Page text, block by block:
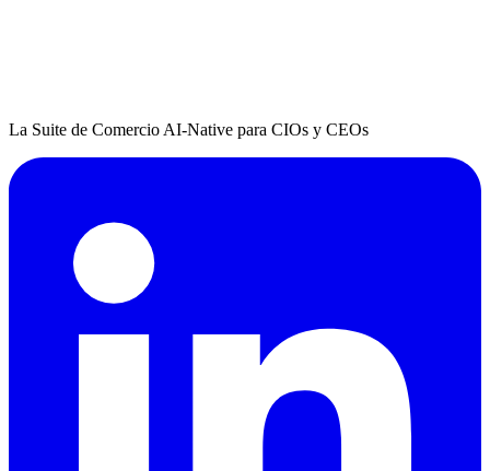
La Suite de Comercio AI-Native para CIOs y CEOs